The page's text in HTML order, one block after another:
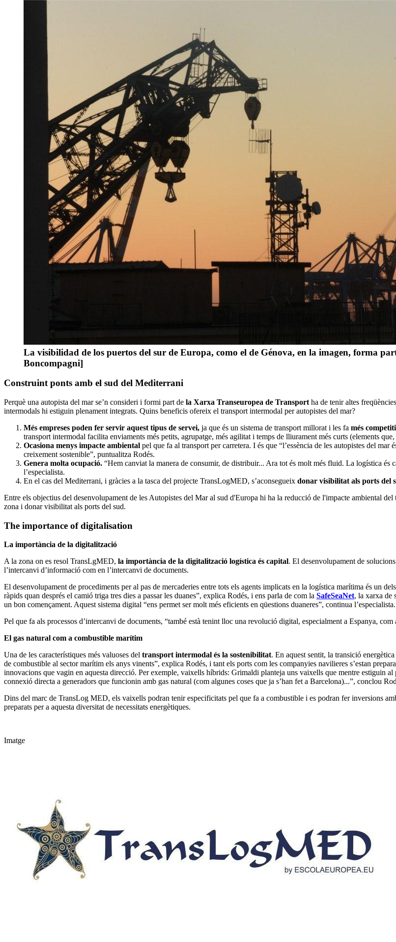
La visibilidad de los puertos del sur de Europa, como el de Génova, en la imagen, forma
Boncompagni]
Construint ponts amb el sud del Mediterrani
Perquè una autopista del mar se’n consideri i formi part de la Xarxa Transeuropea de Transport ha de tenir altes
intermodals hi estiguin plenament integrats. Quins beneficis ofereix el transport intermodal per autopistes del mar?
Més empreses poden fer servir aquest tipus de servei, ja que és un sistema de transport millorat i les fa més
transport intermodal facilita enviaments més petits, agrupatge, més agilitat i temps de lliurament més curts (elements
Ocasiona menys impacte ambiental pel que fa al transport per carretera. I és que “l’essència de les autopistes del
creixement sostenible”, puntualitza Rodés.
Genera molta ocupació. “Hem canviat la manera de consumir, de distribuir... Ara tot és molt més fluid. La logística és
l’especialista.
En el cas del Mediterrani, i gràcies a la tasca del projecte TransLogMED, s’aconsegueix donar visibilitat als ports del
Entre els objectius del desenvolupament de les Autopistes del Mar al sud d'Europa hi ha la reducció de l'impacte ambiental
zona i donar visibilitat als ports del sud.
The importance of digitalisation
La importància de la digitalització
A la zona on es resol TransLgMED, la importància de la digitalització logística és capital. El desenvolupament de
l’intercanvi d’informació com en l’intercanvi de documents.
El desenvolupament de procediments per al pas de mercaderies entre tots els agents implicats en la logística marítima és un
ràpids quan després el camió triga tres dies a passar les duanes”, explica Rodés, i ens parla de com la SafeSeaNet, la xarxa de
un bon començament. Aquest sistema digital “ens permet ser molt més eficients en qüestions duaneres”, continua l’especialista.
Pel que fa als processos d’intercanvi de documents, “també està tenint lloc una revolució digital, especialment a Espanya,
El gas natural com a combustible marítim
Una de les característiques més valuoses del transport intermodal és la sostenibilitat. En aquest sentit, la transició
de combustible al sector marítim els anys vinents”, explica Rodés, i tant els ports com les companyies navilieres s’estan
innovacions que vagin en aquesta direcció. Per exemple, vaixells híbrids: Grimaldi planteja uns vaixells que mentre estiguin
connexió directa a generadors que funcionin amb gas natural (com algunes coses que ja s’han fet a Barcelona)...”, conclou
Dins del marc de TransLog MED, els vaixells podran tenir especificitats pel que fa a combustible i es podran fer inversions
preparats per a aquesta diversitat de necessitats energètiques.
Imatge